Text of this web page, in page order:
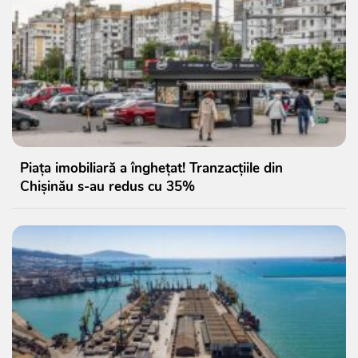
Piața imobiliară a înghețat! Tranzacțiile din
Chișinău s-au redus cu 35%